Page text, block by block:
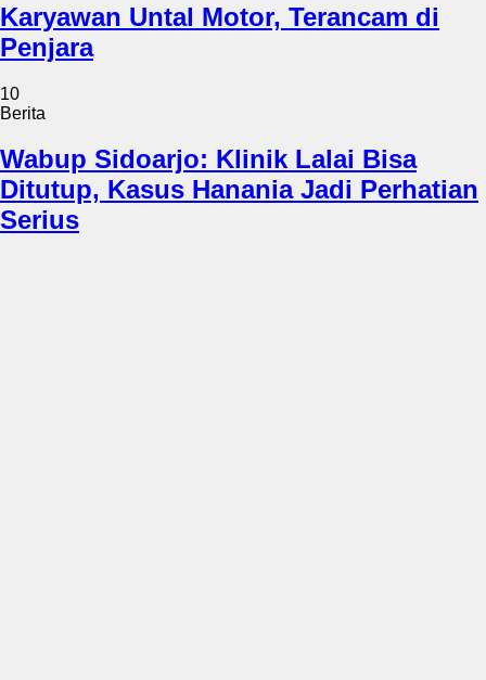
Karyawan Untal Motor, Terancam di
Penjara
10
Berita
Wabup Sidoarjo: Klinik Lalai Bisa
Ditutup, Kasus Hanania Jadi Perhatian
Serius